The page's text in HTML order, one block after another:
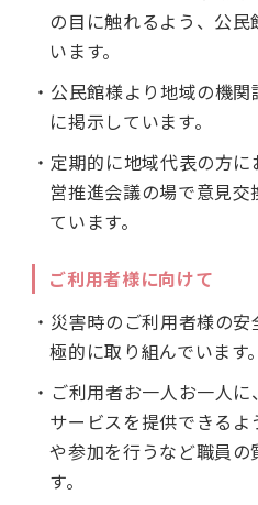
の目に触れるよう、公
います。
・公民館様より地域の機
に掲示しています。
・定期的に地域代表の方
営推進会議の場で意見
ています。
ご利用者様に向けて
・災害時のご利用者様の
極的に取り組んでいます。
・ご利用者お一人お一人
サービスを提供できる
や参加を行うなど職員の
す。